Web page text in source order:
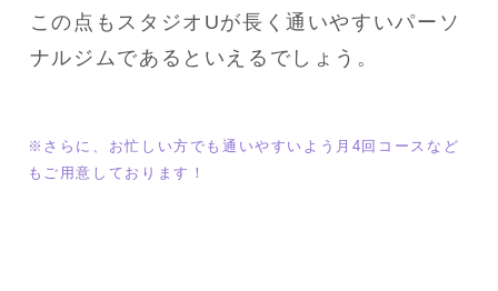
この点もスタジオUが長く通いやすいパーソ
ナルジムであるといえるでしょう。
※さらに、お忙しい方でも通いやすいよう月4回コースなど
もご用意しております！